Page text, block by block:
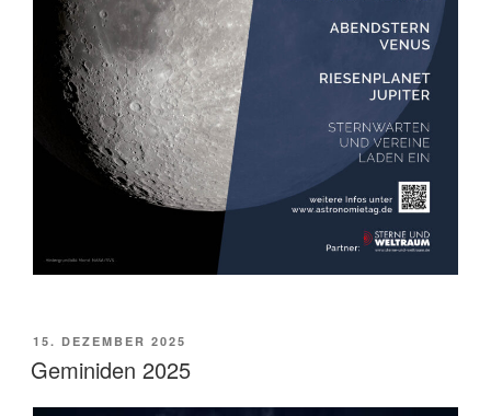
VERÖFFENTLICHT
AM
15. DEZEMBER 2025
Geminiden 2025